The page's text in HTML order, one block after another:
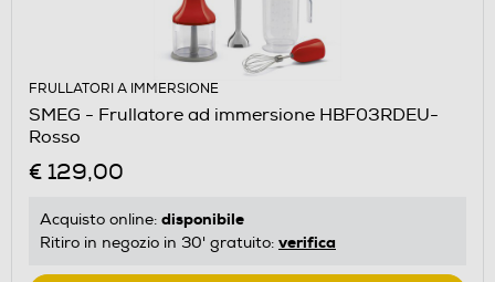
FRULLATORI A IMMERSIONE
SMEG - Frullatore ad immersione HBF03RDEU-
Rosso
€ 129,00
Acquisto online: disponibile
Ritiro in negozio in 30' gratuito: verifica